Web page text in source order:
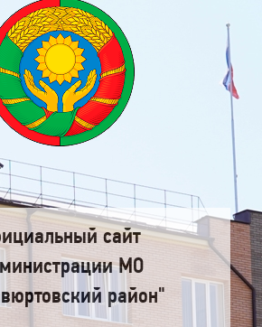
сайт
МО
район"